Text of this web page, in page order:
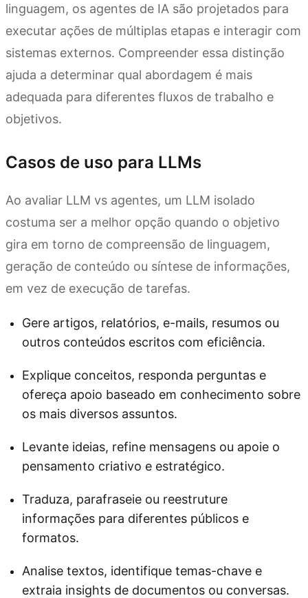
linguagem, os agentes de IA são projetados para
executar ações de múltiplas etapas e interagir com
sistemas externos. Compreender essa distinção
ajuda a determinar qual abordagem é mais
adequada para diferentes fluxos de trabalho e
objetivos.
Casos de uso para LLMs
Ao avaliar LLM vs agentes, um LLM isolado
costuma ser a melhor opção quando o objetivo
gira em torno de compreensão de linguagem,
geração de conteúdo ou síntese de informações,
em vez de execução de tarefas.
Gere artigos, relatórios, e-mails, resumos ou
outros conteúdos escritos com eficiência.
Explique conceitos, responda perguntas e
ofereça apoio baseado em conhecimento sobre
os mais diversos assuntos.
Levante ideias, refine mensagens ou apoie o
pensamento criativo e estratégico.
Traduza, parafraseie ou reestruture
informações para diferentes públicos e
formatos.
Analise textos, identifique temas-chave e
extraia insights de documentos ou conversas.